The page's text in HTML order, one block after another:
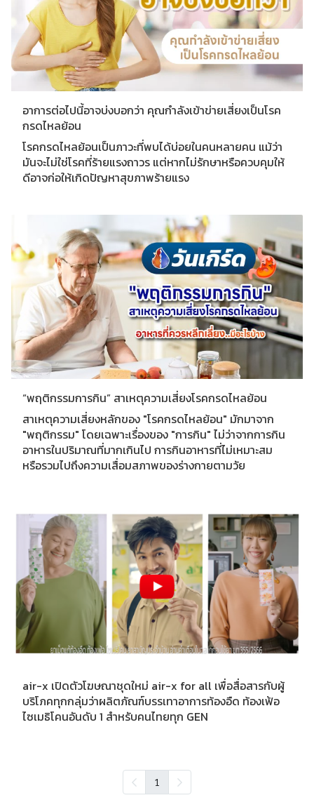
อาการต่อไปนี้อาจบ่งบอกว่า คุณกำลังเข้าข่ายเสี่ยงเป็นโรค
กรดไหลย้อน
โรคกรดไหลย้อนเป็นภาวะที่พบได้บ่อยในคนหลายคน แม้ว่า
มันจะไม่ใช่โรคที่ร้ายแรงถาวร แต่หากไม่รักษาหรือควบคุมให้
ดีอาจก่อให้เกิดปัญหาสุขภาพร้ายแรง
“พฤติกรรมการกิน” สาเหตุความเสี่ยงโรคกรดไหลย้อน
สาเหตุความเสี่ยงหลักของ "โรคกรดไหลย้อน" มักมาจาก
"พฤติกรรม" โดยเฉพาะเรื่องของ "การกิน" ไม่ว่าจากการกิน
อาหารในปริมาณที่มากเกินไป การกินอาหารที่ไม่เหมาะสม
หรือรวมไปถึงความเสื่อมสภาพของร่างกายตามวัย
air-x เปิดตัวโฆษณาชุดใหม่ air-x for all เพื่อสื่อสารกับผู้
บริโภคทุกกลุ่มว่าผลิตภัณฑ์บรรเทาอาการท้องอืด ท้องเฟ้อ
ไซเมธิโคนอันดับ 1 สำหรับคนไทยทุก GEN
1